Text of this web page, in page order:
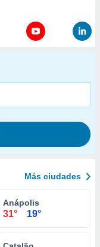
Más ciudades
Anápolis
31° 19°